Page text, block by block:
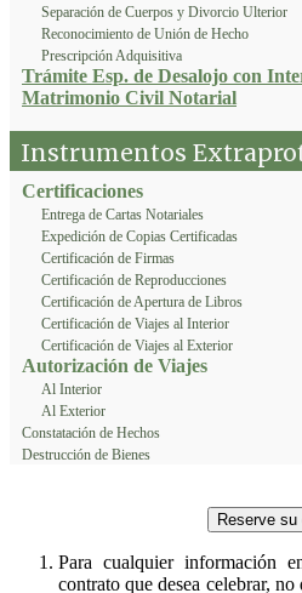
Separación de Cuerpos y Divorcio Ulterior
Reconocimiento de Unión de Hecho
Prescripción Adquisitiva
Trámite Esp. de Desalojo con
Matrimonio Civil Notarial
Instrumentos
Certificaciones
Entrega de Cartas Notariales
Expedición de Copias Certificadas
Certificación de Firmas
Certificación de Reproducciones
Certificación de Apertura de Libros
Certificación de Viajes al Interior
Certificación de Viajes al Exterior
Autorización de Viajes
Al Interior
Al Exterior
Constatación de Hechos
Destrucción de Bienes
Reserve su
Para cualquier información
contrato que desea celebrar,